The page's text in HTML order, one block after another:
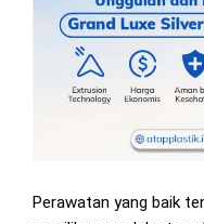
Perawatan yang baik